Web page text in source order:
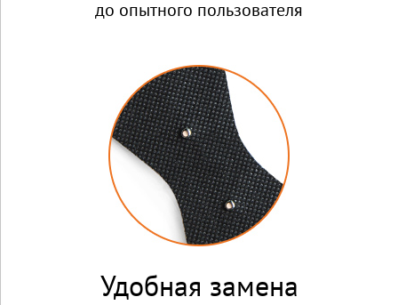
до опытного пользователя
Удобная замена